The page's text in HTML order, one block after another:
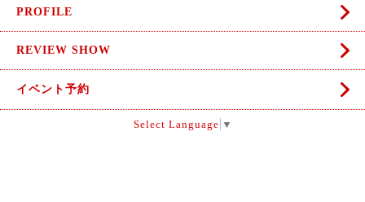
PROFILE
REVIEW SHOW
イベント予約
Select Language ▼